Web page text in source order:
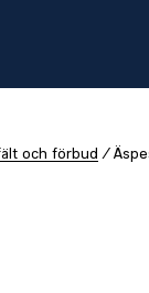
och förbud